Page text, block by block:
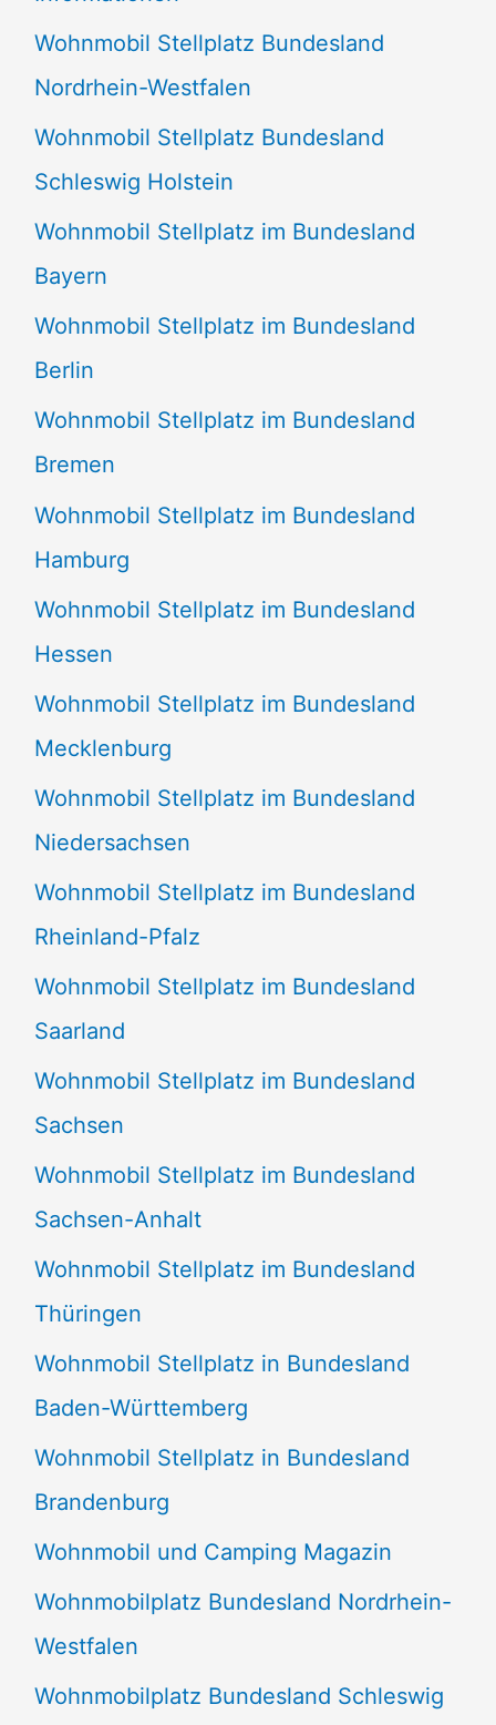
n
n
a
c
h
:
Wohnmobil Stellplatz Bundesland
Nordrhein-Westfalen
Wohnmobil Stellplatz Bundesland
Schleswig Holstein
Wohnmobil Stellplatz im Bundesland
Bayern
Wohnmobil Stellplatz im Bundesland
Berlin
Wohnmobil Stellplatz im Bundesland
Bremen
Wohnmobil Stellplatz im Bundesland
Hamburg
Wohnmobil Stellplatz im Bundesland
Hessen
Wohnmobil Stellplatz im Bundesland
Mecklenburg
Wohnmobil Stellplatz im Bundesland
Niedersachsen
Wohnmobil Stellplatz im Bundesland
Rheinland-Pfalz
Wohnmobil Stellplatz im Bundesland
Saarland
Wohnmobil Stellplatz im Bundesland
Sachsen
Wohnmobil Stellplatz im Bundesland
Sachsen-Anhalt
Wohnmobil Stellplatz im Bundesland
Thüringen
Wohnmobil Stellplatz in Bundesland
Baden-Württemberg
Wohnmobil Stellplatz in Bundesland
Brandenburg
Wohnmobil und Camping Magazin
Wohnmobilplatz Bundesland Nordrhein-
Westfalen
Wohnmobilplatz Bundesland Schleswig